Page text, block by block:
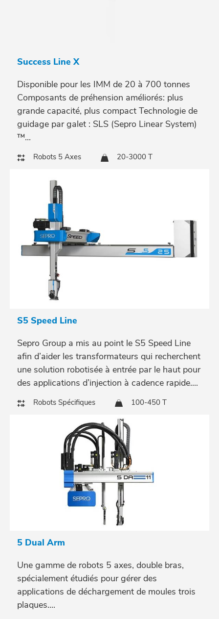
Success Line X
Disponible pour les IMM de 20 à 700 tonnes
Composants de préhension améliorés: plus
grande capacité, plus compact Technologie de
guidage par galet : SLS (Sepro Linear System)
™...
Robots 5 Axes 20-3000 T
S5 Speed Line
Sepro Group a mis au point le S5 Speed Line
afin d’aider les transformateurs qui recherchent
une solution robotisée à entrée par le haut pour
des applications d’injection à cadence rapide....
Robots Spécifiques 100-450 T
5 Dual Arm
Une gamme de robots 5 axes, double bras,
spécialement étudiés pour gérer des
applications de déchargement de moules trois
plaques....